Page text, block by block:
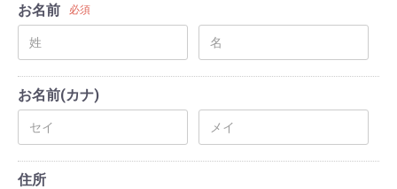
お名前 必須
お名前(カナ)
住所